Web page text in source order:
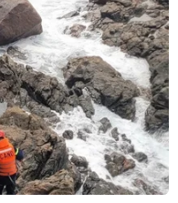
hưởng đến dòng
nằm ngoài hành
sắt.